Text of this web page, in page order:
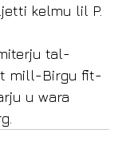
kelmu lil P.
tal-
mill-Birgu fit-
u wara